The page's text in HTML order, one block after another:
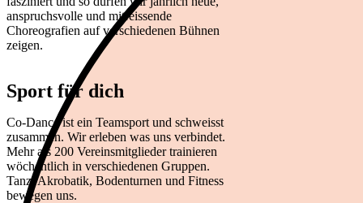
anspruchsvolle und mitreissende
Choreografien auf verschiedenen Bühnen
zeigen.
Sport für dich
Co-Dance ist ein Teamsport und schweisst
zusammen. Wir erleben was uns verbindet.
Mehr als 200 Vereinsmitglieder trainieren
wöchentlich in verschiedenen Gruppen.
Tanz, Akrobatik, Bodenturnen und Fitness
bewegen uns.